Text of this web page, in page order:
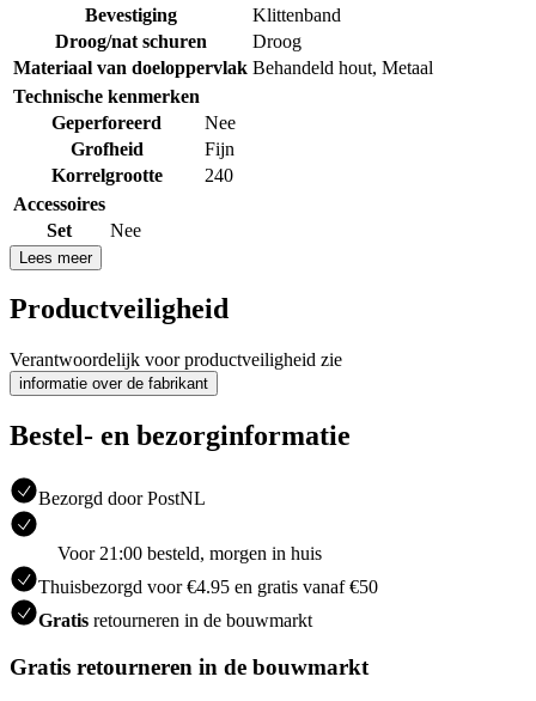
Bevestiging
Klittenband
Droog/nat schuren
Droog
Materiaal van doeloppervlak Behandeld hout, Metaal
Technische kenmerken
Geperforeerd
Nee
Grofheid
Fijn
Korrelgrootte
240
Accessoires
Set
Nee
Lees meer
Productveiligheid
Verantwoordelijk voor productveiligheid zie
informatie over de fabrikant
Bestel- en bezorginformatie
Bezorgd door PostNL
Voor 21:00 besteld, morgen in huis
Thuisbezorgd voor €4.95 en gratis vanaf €50
Gratis retourneren in de bouwmarkt
Gratis retourneren in de bouwmarkt